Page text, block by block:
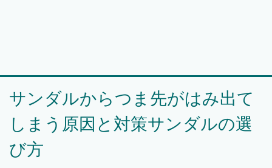
サンダルからつま先がはみ出て
しまう原因と対策サンダルの選
び方